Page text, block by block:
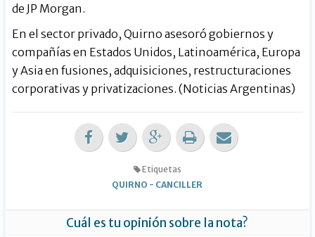
de JP Morgan.
En el sector privado, Quirno asesoró gobiernos y
compañías en Estados Unidos, Latinoamérica, Europa
y Asia en fusiones, adquisiciones, restructuraciones
corporativas y privatizaciones. (Noticias Argentinas)
Etiquetas
QUIRNO - CANCILLER
Cuál es tu opinión sobre la nota?